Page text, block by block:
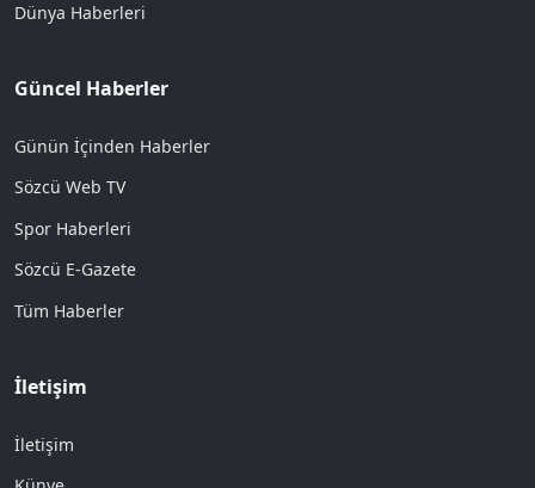
Dünya Haberleri
Güncel Haberler
Günün İçinden Haberler
Sözcü Web TV
Spor Haberleri
Sözcü E-Gazete
Tüm Haberler
İletişim
İletişim